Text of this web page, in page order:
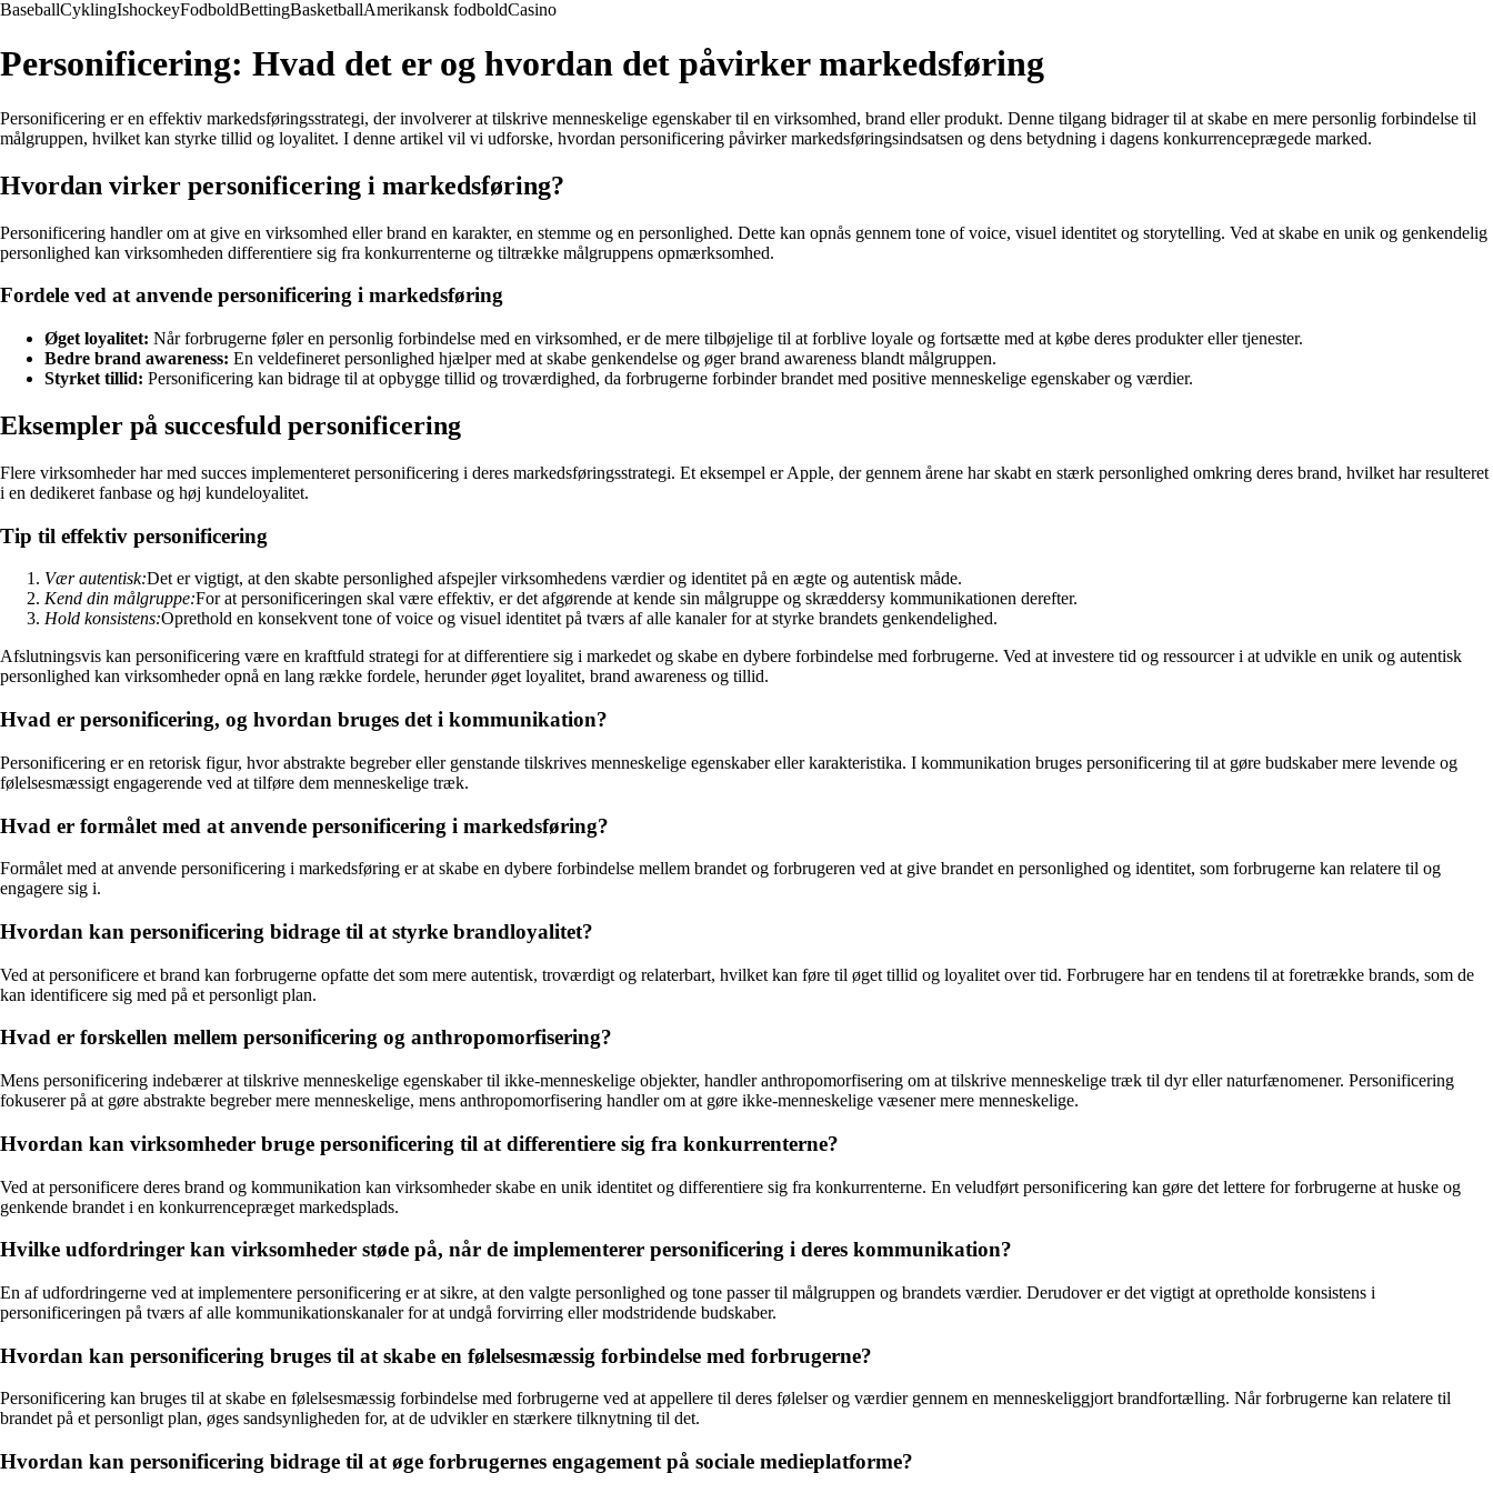
BaseballCyklingIshockeyFodboldBettingBasketballAmerikansk fodboldCasino
Personificering: Hvad det er og hvordan det påvirker markedsføring
Personificering er en effektiv markedsføringsstrategi, der involverer at tilskrive menneskelige egenskaber til en virksomhed, brand eller produkt. Denne tilgang bidrager til at skabe en mere personlig forbindelse til
målgruppen, hvilket kan styrke tillid og loyalitet. I denne artikel vil vi udforske, hvordan personificering påvirker markedsføringsindsatsen og dens betydning i dagens konkurrenceprægede marked.
Hvordan virker personificering i markedsføring?
Personificering handler om at give en virksomhed eller brand en karakter, en stemme og en personlighed. Dette kan opnås gennem tone of voice, visuel identitet og storytelling. Ved at skabe en unik og genkendelig
personlighed kan virksomheden differentiere sig fra konkurrenterne og tiltrække målgruppens opmærksomhed.
Fordele ved at anvende personificering i markedsføring
Øget loyalitet: Når forbrugerne føler en personlig forbindelse med en virksomhed, er de mere tilbøjelige til at forblive loyale og fortsætte med at købe deres produkter eller tjenester.
Bedre brand awareness: En veldefineret personlighed hjælper med at skabe genkendelse og øger brand awareness blandt målgruppen.
Styrket tillid: Personificering kan bidrage til at opbygge tillid og troværdighed, da forbrugerne forbinder brandet med positive menneskelige egenskaber og værdier.
Eksempler på succesfuld personificering
Flere virksomheder har med succes implementeret personificering i deres markedsføringsstrategi. Et eksempel er Apple, der gennem årene har skabt en stærk personlighed omkring deres brand, hvilket har resulteret
i en dedikeret fanbase og høj kundeloyalitet.
Tip til effektiv personificering
Vær autentisk:Det er vigtigt, at den skabte personlighed afspejler virksomhedens værdier og identitet på en ægte og autentisk måde.
Kend din målgruppe:For at personificeringen skal være effektiv, er det afgørende at kende sin målgruppe og skræddersy kommunikationen derefter.
Hold konsistens:Oprethold en konsekvent tone of voice og visuel identitet på tværs af alle kanaler for at styrke brandets genkendelighed.
Afslutningsvis kan personificering være en kraftfuld strategi for at differentiere sig i markedet og skabe en dybere forbindelse med forbrugerne. Ved at investere tid og ressourcer i at udvikle en unik og autentisk
personlighed kan virksomheder opnå en lang række fordele, herunder øget loyalitet, brand awareness og tillid.
Hvad er personificering, og hvordan bruges det i kommunikation?
Personificering er en retorisk figur, hvor abstrakte begreber eller genstande tilskrives menneskelige egenskaber eller karakteristika. I kommunikation bruges personificering til at gøre budskaber mere levende og
følelsesmæssigt engagerende ved at tilføre dem menneskelige træk.
Hvad er formålet med at anvende personificering i markedsføring?
Formålet med at anvende personificering i markedsføring er at skabe en dybere forbindelse mellem brandet og forbrugeren ved at give brandet en personlighed og identitet, som forbrugerne kan relatere til og
engagere sig i.
Hvordan kan personificering bidrage til at styrke brandloyalitet?
Ved at personificere et brand kan forbrugerne opfatte det som mere autentisk, troværdigt og relaterbart, hvilket kan føre til øget tillid og loyalitet over tid. Forbrugere har en tendens til at foretrække brands, som de
kan identificere sig med på et personligt plan.
Hvad er forskellen mellem personificering og anthropomorfisering?
Mens personificering indebærer at tilskrive menneskelige egenskaber til ikke-menneskelige objekter, handler anthropomorfisering om at tilskrive menneskelige træk til dyr eller naturfænomener. Personificering
fokuserer på at gøre abstrakte begreber mere menneskelige, mens anthropomorfisering handler om at gøre ikke-menneskelige væsener mere menneskelige.
Hvordan kan virksomheder bruge personificering til at differentiere sig fra konkurrenterne?
Ved at personificere deres brand og kommunikation kan virksomheder skabe en unik identitet og differentiere sig fra konkurrenterne. En veludført personificering kan gøre det lettere for forbrugerne at huske og
genkende brandet i en konkurrencepræget markedsplads.
Hvilke udfordringer kan virksomheder støde på, når de implementerer personificering i deres kommunikation?
En af udfordringerne ved at implementere personificering er at sikre, at den valgte personlighed og tone passer til målgruppen og brandets værdier. Derudover er det vigtigt at opretholde konsistens i
personificeringen på tværs af alle kommunikationskanaler for at undgå forvirring eller modstridende budskaber.
Hvordan kan personificering bruges til at skabe en følelsesmæssig forbindelse med forbrugerne?
Personificering kan bruges til at skabe en følelsesmæssig forbindelse med forbrugerne ved at appellere til deres følelser og værdier gennem en menneskeliggjort brandfortælling. Når forbrugerne kan relatere til
brandet på et personligt plan, øges sandsynligheden for, at de udvikler en stærkere tilknytning til det.
Hvordan kan personificering bidrage til at øge forbrugernes engagement på sociale medieplatforme?